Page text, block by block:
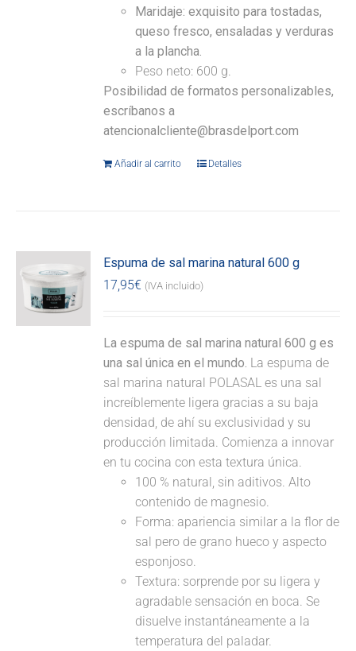
Maridaje: exquisito para tostadas,
queso fresco, ensaladas y verduras
a la plancha.
Peso neto: 600 g.
Posibilidad de formatos personalizables,
escríbanos a
atencionalcliente@brasdelport.com
Añadir al carrito Detalles
Espuma de sal marina natural 600 g
17,95€ (IVA incluido)
La espuma de sal marina natural 600 g es
una sal única en el mundo. La espuma de
sal marina natural POLASAL es una sal
increíblemente ligera gracias a su baja
densidad, de ahí su exclusividad y su
producción limitada. Comienza a innovar
en tu cocina con esta textura única.
100 % natural, sin aditivos. Alto
contenido de magnesio.
Forma: apariencia similar a la flor de
sal pero de grano hueco y aspecto
esponjoso.
Textura: sorprende por su ligera y
agradable sensación en boca. Se
disuelve instantáneamente a la
temperatura del paladar.